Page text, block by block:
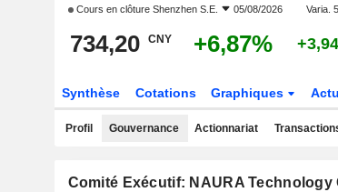
Cours en clôture Shenzhen S.E. 05/08/2026 Varia.
734,20 CNY +6,87%
Synthèse Cotations Graphiques
Profil Gouvernance Actionnariat
Comité Exécutif: NAURA Technology